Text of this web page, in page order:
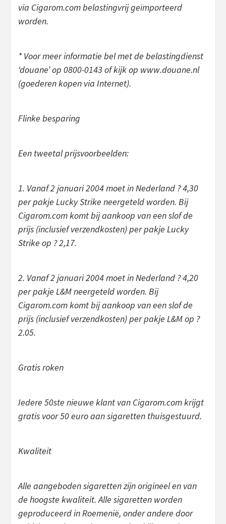
via Cigarom.com belastingvrij geïmporteerd
worden.
* Voor meer informatie bel met de belastingdienst
‘douane’ op 0800-0143 of kijk op www.douane.nl
(goederen kopen via Internet).
Flinke besparing
Een tweetal prijsvoorbeelden:
1. Vanaf 2 januari 2004 moet in Nederland ? 4,30
per pakje Lucky Strike neergeteld worden. Bij
Cigarom.com komt bij aankoop van een slof de
prijs (inclusief verzendkosten) per pakje Lucky
Strike op ? 2,17.
2. Vanaf 2 januari 2004 moet in Nederland ? 4,20
per pakje L&M neergeteld worden. Bij
Cigarom.com komt bij aankoop van een slof de
prijs (inclusief verzendkosten) per pakje L&M op ?
2.05.
Gratis roken
Iedere 50ste nieuwe klant van Cigarom.com krijgt
gratis voor 50 euro aan sigaretten thuisgestuurd.
Kwaliteit
Alle aangeboden sigaretten zijn origineel en van
de hoogste kwaliteit. Alle sigaretten worden
geproduceerd in Roemenië, onder andere door